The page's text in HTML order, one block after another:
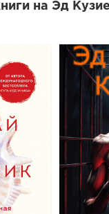
на Эд